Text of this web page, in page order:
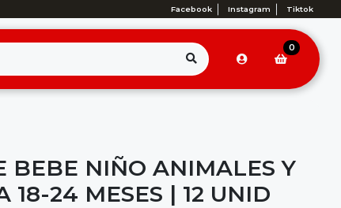
Facebook Instagram Tiktok
0
BEBE NIÑO ANIMALES Y
18-24 MESES | 12 UNID